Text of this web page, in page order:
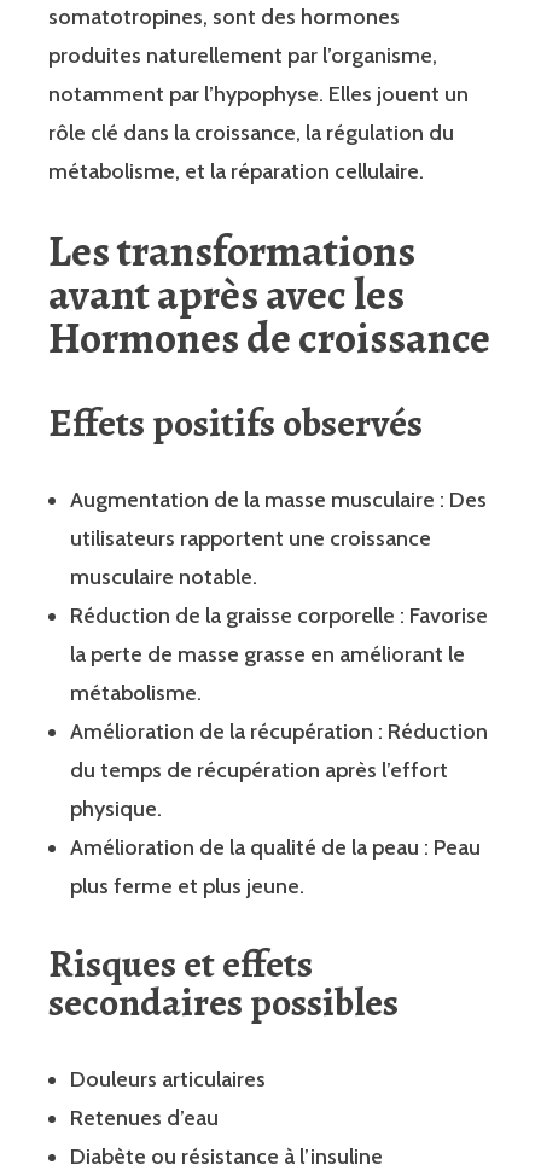
somatotropines, sont des hormones
produites naturellement par l’organisme,
notamment par l’hypophyse. Elles jouent un
rôle clé dans la croissance, la régulation du
métabolisme, et la réparation cellulaire.
Les transformations
avant après avec les
Hormones de croissance
Effets positifs observés
Augmentation de la masse musculaire : Des
utilisateurs rapportent une croissance
musculaire notable.
Réduction de la graisse corporelle : Favorise
la perte de masse grasse en améliorant le
métabolisme.
Amélioration de la récupération : Réduction
du temps de récupération après l’effort
physique.
Amélioration de la qualité de la peau : Peau
plus ferme et plus jeune.
Risques et effets
secondaires possibles
Douleurs articulaires
Retenues d’eau
Diabète ou résistance à l’insuline